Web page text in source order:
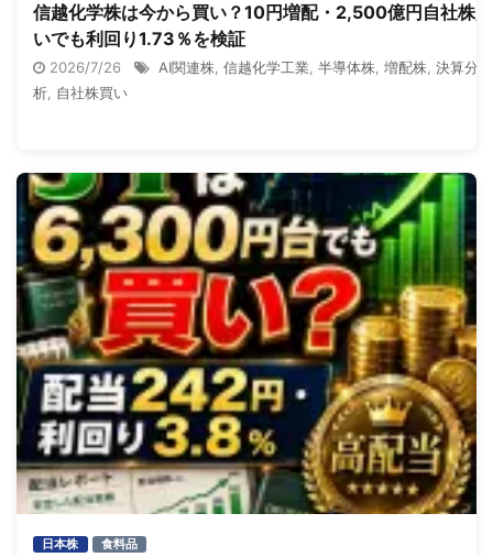
信越化学株は今から買い？10円増配・2,500億円自社株買
いでも利回り1.73％を検証
2026/7/26 AI関連株 信越化学工業 半導体株 増配株 決算分
析 自社株買い
日本株 食料品